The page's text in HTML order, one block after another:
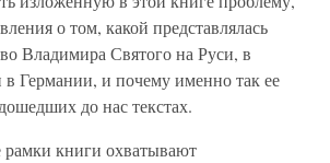
о том, какой представлялась
Владимира Святого на Руси, в
Германии, и почему именно так ее
до нас текстах.
рамки книги охватывают